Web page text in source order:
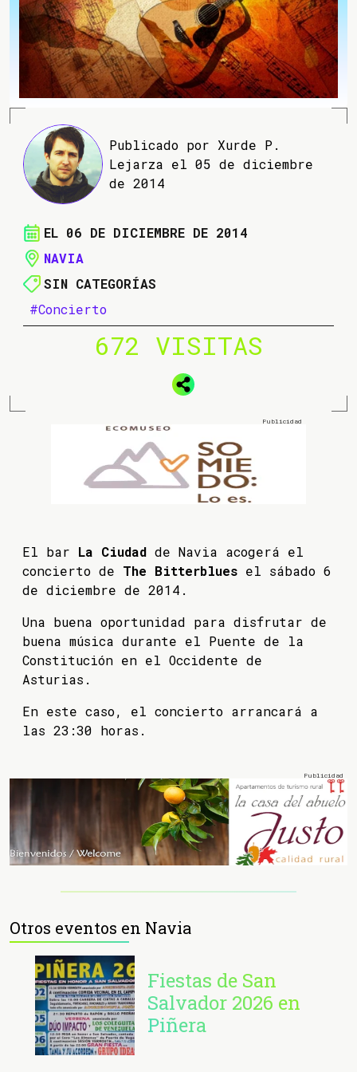
Publicado por Xurde P.
Lejarza el 05 de diciembre
de 2014
EL 06 DE DICIEMBRE DE 2014
NAVIA
SIN CATEGORÍAS
#Concierto
672 VISITAS
El bar La Ciudad de Navia acogerá el
concierto de The Bitterblues el sábado 6
de diciembre de 2014.
Una buena oportunidad para disfrutar de
buena música durante el Puente de la
Constitución en el Occidente de
Asturias.
En este caso, el concierto arrancará a
las 23:30 horas.
Otros eventos en Navia
Fiestas de San
Salvador 2026 en
Piñera